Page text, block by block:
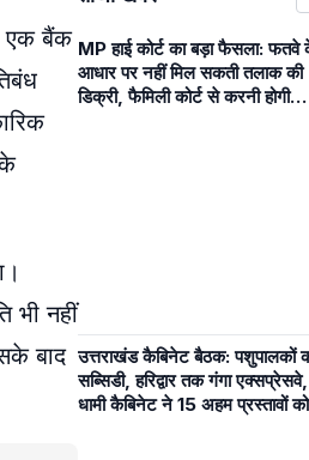
एक बैंक
भी नहीं
बाद
MP हाई कोर्ट का बड़ा फैसला: फतवे
आधार पर नहीं मिल सकती तलाक की
डिक्री, फैमिली कोर्ट से करनी होगी
उत्तराखंड कैबिनेट बैठक: पशुपालकों
सब्सिडी, हरिद्वार तक गंगा एक्सप्रेसवे,
धामी कैबिनेट ने 15 अहम प्रस्तावों को